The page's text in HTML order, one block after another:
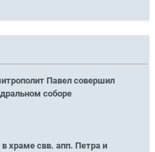
Павел совершил
соборе
в храме свв. апп. Петра и